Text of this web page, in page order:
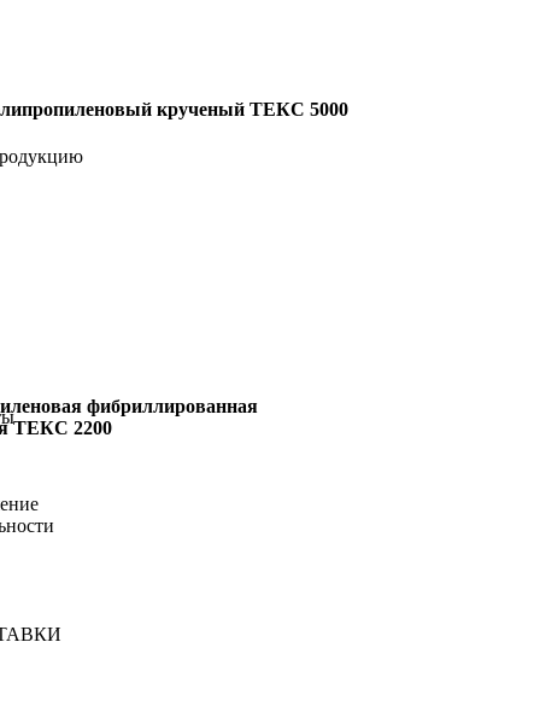
крученый ТЕКС 5000
фибриллированная
ТЕКС 2200